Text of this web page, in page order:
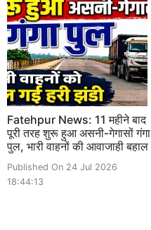
Fatehpur News: 11 महीने बाद
पूरी तरह शुरू हुआ असनी-गेगासों गंगा
पुल, भारी वाहनों की आवाजाही बहाल
Published On 24 Jul 2026
18:44:13